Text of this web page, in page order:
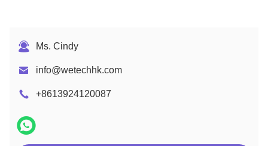
Ms. Cindy
info@wetechhk.com
+8613924120087